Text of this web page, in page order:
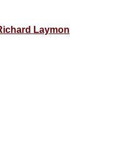
Laymon